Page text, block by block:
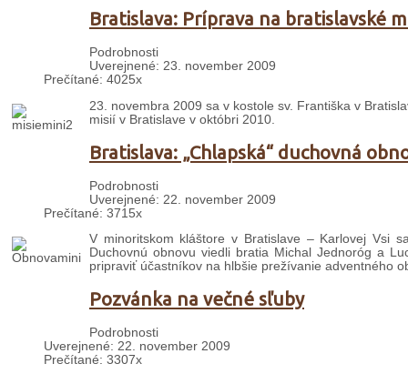
Bratislava: Príprava na bratislavské
Podrobnosti
Uverejnené: 23. november 2009
Prečítané: 4025x
23. novembra 2009 sa v kostole sv. Františka v
misií v Bratislave v októbri 2010.
Bratislava: „Chlapská“ duchovná
Podrobnosti
Uverejnené: 22. november 2009
Prečítané: 3715x
V minoritskom kláštore v Bratislave – Karlovej Vsi
Duchovnú obnovu viedli bratia Michal Jednoróg a
pripraviť účastníkov na hlbšie prežívanie adventného
Pozvánka na večné sľuby
Podrobnosti
Uverejnené: 22. november 2009
Prečítané: 3307x